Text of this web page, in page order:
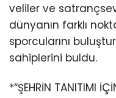
veliler ve
dünyanın farklı
sporcularını
sahiplerini buldu.
*“ŞEHRİN TANITIMI